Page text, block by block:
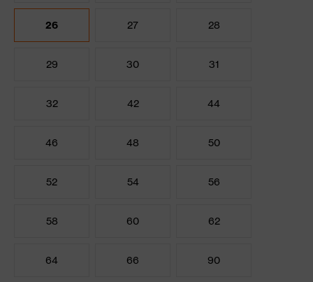
26 27 28
29 30 31
32 42 44
46 48 50
52 54 56
58 60 62
64 66 90